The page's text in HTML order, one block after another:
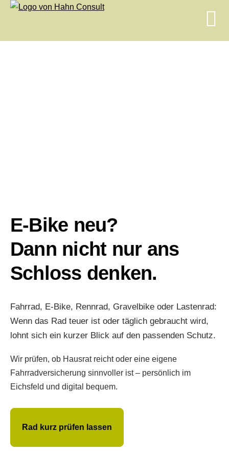
E-Bike neu?
Dann nicht nur ans
Schloss denken.
Fahrrad, E-Bike, Rennrad, Gravelbike oder Lastenrad:
Wenn das Rad teuer ist oder täglich gebraucht wird,
lohnt sich ein kurzer Blick auf den passenden Schutz.
Wir prüfen, ob Hausrat reicht oder eine eigene
Fahrradversicherung sinnvoller ist – persönlich im
Eichsfeld und digital bequem.
Rad kurz prüfen lassen